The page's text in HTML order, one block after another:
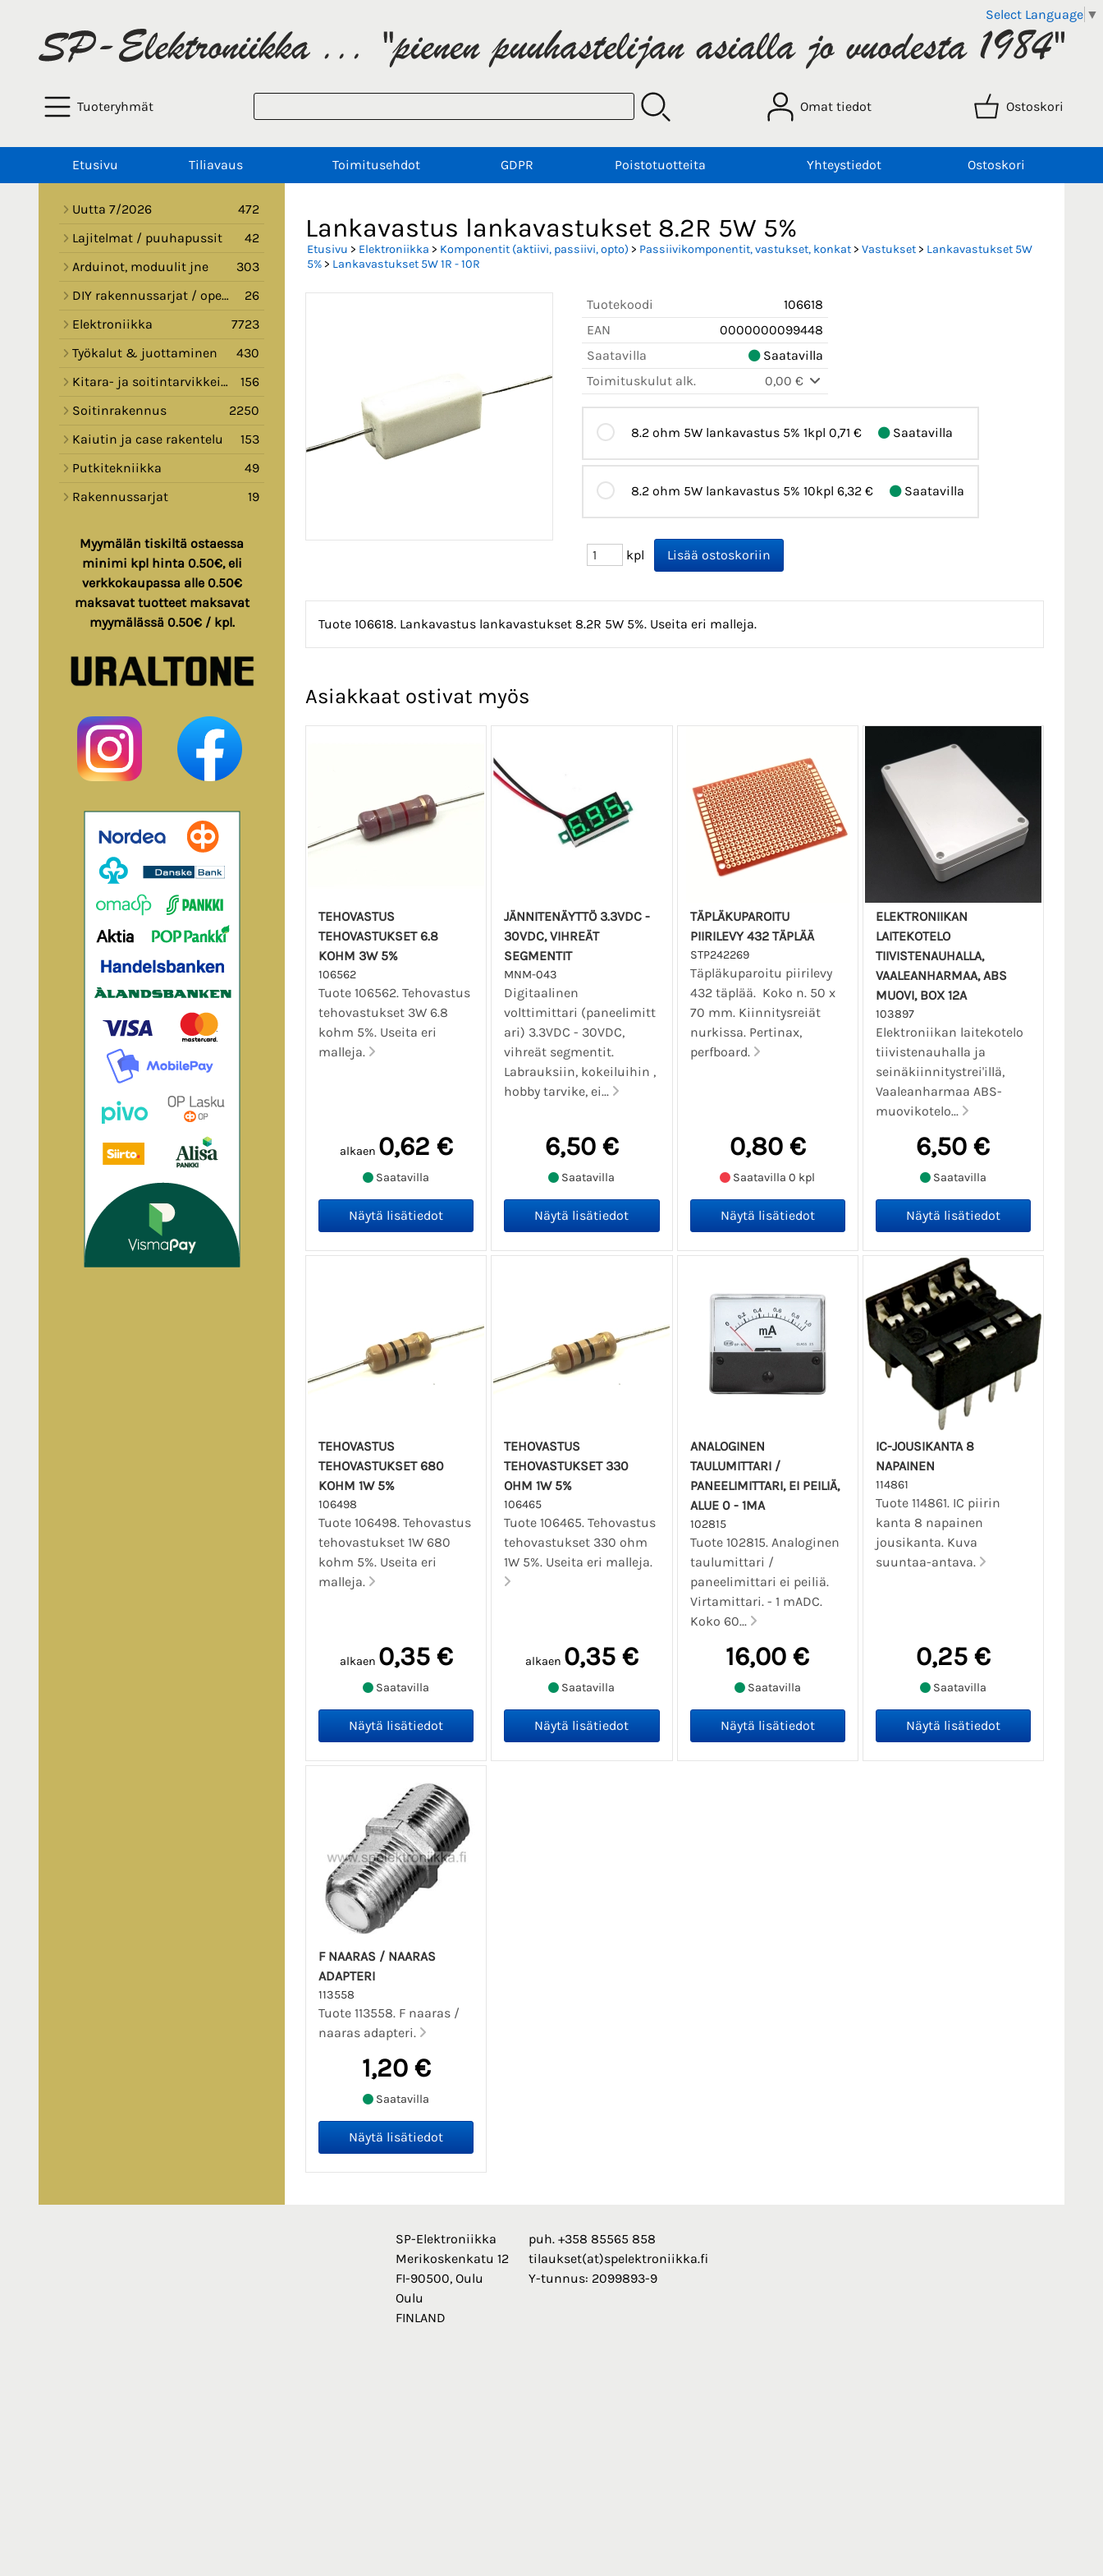
Select Language ▼
Tuoteryhmät Omat tiedot Ostoskori
Etusivu Tiliavaus Toimitusehdot GDPR Poistotuotteita Yhteystiedot Ostoskori
Uutta 7/2026
472
Lajitelmat / puuhapussit
42
Arduinot, moduulit jne
303
DIY rakennussarjat / opetussarjat
26
Elektroniikka
7723
Työkalut & juottaminen
430
Kitara- ja soitintarvikkeita
156
Soitinrakennus
2250
Kaiutin ja case rakentelu
153
Putkitekniikka
49
Rakennussarjat
19
Myymälän tiskiltä ostaessa
minimi kpl hinta 0.50€, eli
verkkokaupassa alle 0.50€
maksavat tuotteet maksavat
myymälässä 0.50€ / kpl.
Lankavastus lankavastukset 8.2R 5W 5%
Etusivu > Elektroniikka > Komponentit (aktiivi, passiivi, opto) > Passiivikomponentit, vastukset, konkat> Vastukset> Lankavastukset 5W
5%> Lankavastukset 5W 1R - 10R
Tuotekoodi
106618
EAN
0000000099448
Saatavilla
Saatavilla
Toimituskulut alk.
0,00 €
8.2 ohm 5W lankavastus 5% 1kpl 0,71 € Saatavilla
8.2 ohm 5W lankavastus 5% 10kpl 6,32 € Saatavilla
kpl
Tuote 106618. Lankavastus lankavastukset 8.2R 5W 5%. Useita eri malleja.
Asiakkaat ostivat myös
TEHOVASTUS
TEHOVASTUKSET 6.8
KOHM 3W 5%
106562
Tuote 106562. Tehovastus
tehovastukset 3W 6.8
kohm 5%. Useita eri
malleja.
alkaen 0,62 €
Saatavilla
JÄNNITENÄYTTÖ 3.3VDC -
30VDC, VIHREÄT
SEGMENTIT
MNM-043
Digitaalinen
volttimittari (paneelimitt
ari) 3.3VDC - 30VDC,
vihreät segmentit.
Labrauksiin, kokeiluihin ,
hobby tarvike, ei...
6,50 €
Saatavilla
TÄPLÄKUPAROITU
PIIRILEVY 432 TÄPLÄÄ
STP242269
Täpläkuparoitu piirilevy
432 täplää. Koko n. 50 x
70 mm. Kiinnitysreiät
nurkissa. Pertinax,
perfboard.
0,80 €
Saatavilla 0 kpl
ELEKTRONIIKAN
LAITEKOTELO
TIIVISTENAUHALLA,
VAALEANHARMAA, ABS
MUOVI, BOX 12A
103897
Elektroniikan laitekotelo
tiivistenauhalla ja
seinäkiinnitystrei'illä,
Vaaleanharmaa ABS-
muovikotelo...
6,50 €
Saatavilla
TEHOVASTUS
TEHOVASTUKSET 680
KOHM 1W 5%
106498
Tuote 106498. Tehovastus
tehovastukset 1W 680
kohm 5%. Useita eri
malleja.
alkaen 0,35 €
Saatavilla
TEHOVASTUS
TEHOVASTUKSET 330
OHM 1W 5%
106465
Tuote 106465. Tehovastus
tehovastukset 330 ohm
1W 5%. Useita eri malleja.
alkaen 0,35 €
Saatavilla
ANALOGINEN
TAULUMITTARI /
PANEELIMITTARI, EI PEILIÄ,
ALUE 0 - 1MA
102815
Tuote 102815. Analoginen
taulumittari /
paneelimittari ei peiliä.
Virtamittari. - 1 mADC.
Koko 60...
16,00 €
Saatavilla
IC-JOUSIKANTA 8
NAPAINEN
114861
Tuote 114861. IC piirin
kanta 8 napainen
jousikanta. Kuva
suuntaa-antava.
0,25 €
Saatavilla
F NAARAS / NAARAS
ADAPTERI
113558
Tuote 113558. F naaras /
naaras adapteri.
1,20 €
Saatavilla
SP-Elektroniikka
Merikoskenkatu 12
FI-90500, Oulu
Oulu
FINLAND
puh. +358 85565 858
tilaukset(at)spelektroniikka.fi
Y-tunnus: 2099893-9